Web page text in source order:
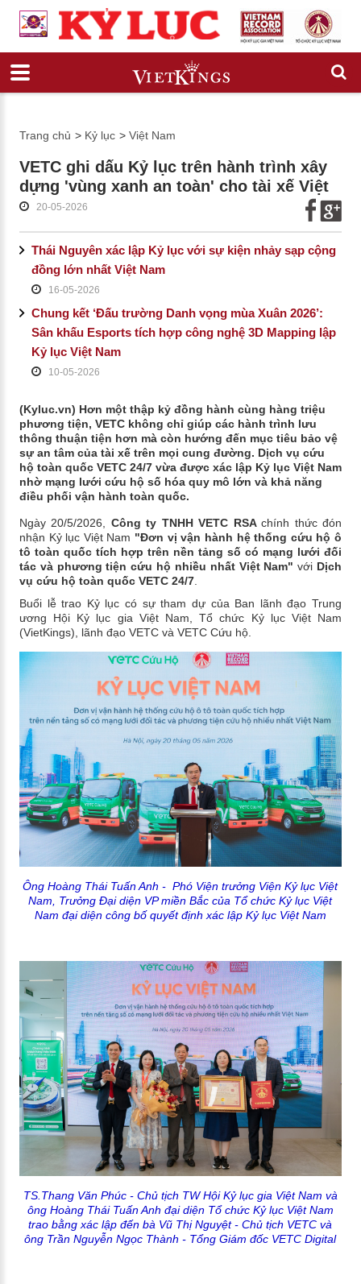
Trang chủ > Kỷ lục > Việt Nam
VETC ghi dấu Kỷ lục trên hành trình xây
dựng 'vùng xanh an toàn' cho tài xế Việt
20-05-2026
Thái Nguyên xác lập Kỷ lục với sự kiện nhảy sạp cộng
đồng lớn nhất Việt Nam
16-05-2026
Chung kết ‘Đấu trường Danh vọng mùa Xuân 2026’:
Sân khấu Esports tích hợp công nghệ 3D Mapping lập
Kỷ lục Việt Nam
10-05-2026
(Kyluc.vn) Hơn một thập kỷ đồng hành cùng hàng triệu
phương tiện, VETC không chỉ giúp các hành trình lưu
thông thuận tiện hơn mà còn hướng đến mục tiêu bảo vệ
sự an tâm của tài xế trên mọi cung đường. Dịch vụ cứu
hộ toàn quốc VETC 24/7 vừa được xác lập Kỷ lục Việt Nam
nhờ mạng lưới cứu hộ số hóa quy mô lớn và khả năng
điều phối vận hành toàn quốc.
Ngày 20/5/2026, Công ty TNHH VETC RSAchính thức đón
nhận Kỷ lục Việt Nam "Đơn vị vận hành hệ thống cứu hộ ô
tô toàn quốc tích hợp trên nền tảng số có mạng lưới đối
tác và phương tiện cứu hộ nhiều nhất Việt Nam" với Dịch
vụ cứu hộ toàn quốc VETC 24/7.
Buổi lễ trao Kỷ lục có sự tham dự của Ban lãnh đạo Trung
ương Hội Kỷ lục gia Việt Nam, Tổ chức Kỷ lục Việt Nam
(VietKings), lãnh đạo VETC và VETC Cứu hộ.
Ông Hoàng Thái Tuấn Anh- Phó Viện trưởng Viện Kỷ lục Việt
Nam, Trưởng Đại diện VP miền Bắc của Tổ chức Kỷ lục Việt
Nam đại diện công bố quyết định xác lập Kỷ lục Việt Nam
TS.Thang Văn Phúc - Chủ tịch TW Hội Kỷ lục gia Việt Nam và
ông Hoàng Thái Tuấn Anh đại diện Tổ chức Kỷ lục Việt Nam
trao bằng xác lập đến bà Vũ Thị Nguyệt - Chủ tịch VETC và
ông Trần Nguyễn Ngọc Thành - Tổng Giám đốc VETC Digital